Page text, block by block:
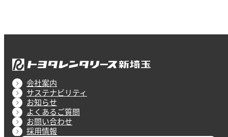
会社案内
サステナビリティ
お知らせ
よくあるご質問
お問い合わせ
採用情報